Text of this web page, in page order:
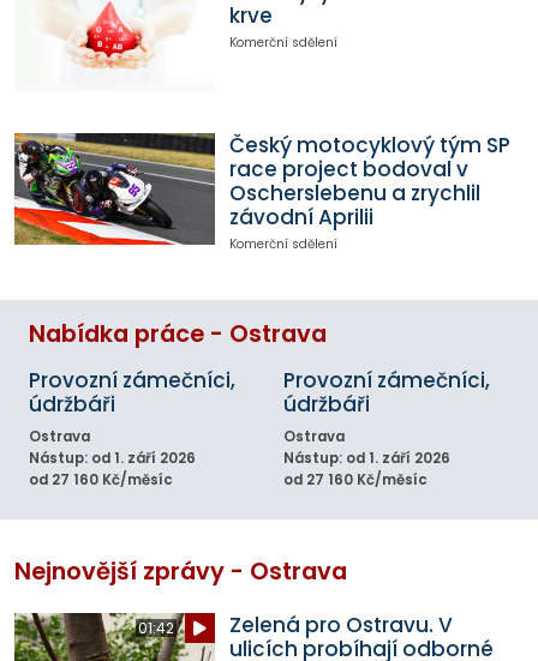
krve
Komerční sdělení
Český motocyklový tým SP
race project bodoval v
Oscherslebenu a zrychlil
závodní Aprilii
Komerční sdělení
Nabídka práce - Ostrava
Provozní zámečníci,
údržbáři
Ostrava
Nástup: od 1. září 2026
od 27 160 Kč/měsíc
Provozní zámečníci,
údržbáři
Ostrava
Nástup: od 1. září 2026
od 27 160 Kč/měsíc
Nejnovější zprávy - Ostrava
01:42
Zelená pro Ostravu. V
ulicích probíhají odborné